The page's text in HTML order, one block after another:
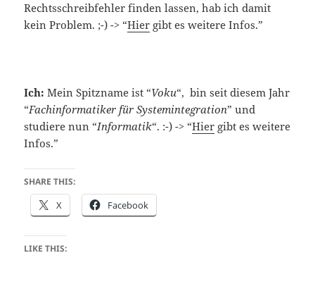
Rechtsschreibfehler finden lassen, hab ich damit
kein Problem. ;-) -> “Hier gibt es weitere Infos.”
Ich: Mein Spitzname ist “Voku“, bin seit diesem Jahr
“Fachinformatiker für Systemintegration” und
studiere nun “Informatik“. :-) -> “Hier gibt es weitere
Infos.”
SHARE THIS:
X Facebook
LIKE THIS: